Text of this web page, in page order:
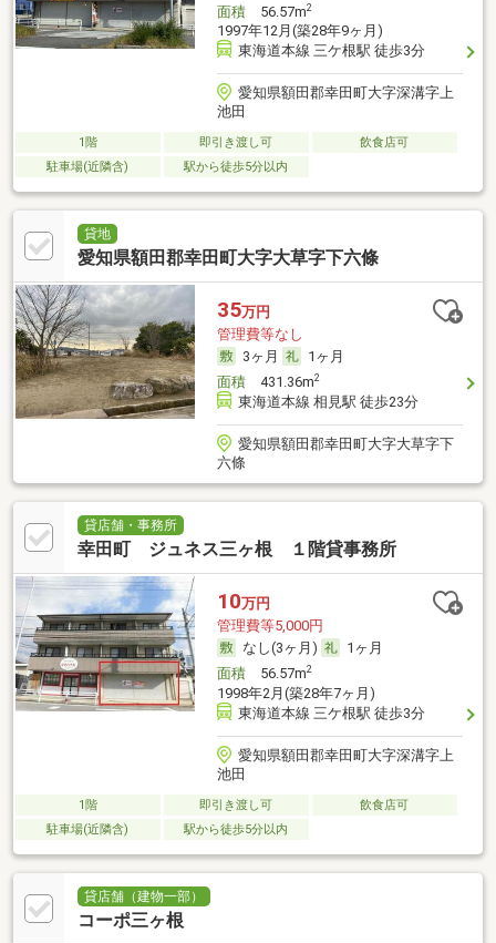
面積56.57m2
1997年12月(築28年9ヶ月)
東海道本線 三ケ根駅 徒歩3分
愛知県額田郡幸田町大字深溝字上
池田
1階 即引き渡し可
飲食店可
駐車場(近隣含)
駅から徒歩5分以内
貸地
愛知県額田郡幸田町大字大草字下六條
35万円
管理費等なし
3ヶ月
1ヶ月
面積431.36m2
東海道本線 相見駅 徒歩23分
愛知県額田郡幸田町大字大草字下
六條
貸店舗・事務所
幸田町 ジュネス三ヶ根 １階貸事務所
10万円
管理費等5,000円
なし(3ヶ月)
1ヶ月
面積56.57m2
1998年2月(築28年7ヶ月)
東海道本線 三ケ根駅 徒歩3分
愛知県額田郡幸田町大字深溝字上
池田
1階 即引き渡し可
飲食店可
駐車場(近隣含)
駅から徒歩5分以内
貸店舗（建物一部）
コーポ三ヶ根